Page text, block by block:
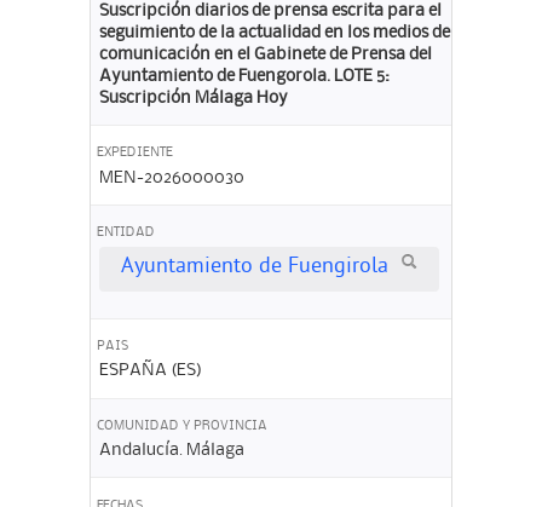
Suscripción diarios de prensa escrita para el
seguimiento de la actualidad en los medios de
comunicación en el Gabinete de Prensa del
Ayuntamiento de Fuengorola. LOTE 5:
Suscripción Málaga Hoy
EXPEDIENTE
MEN-2026000030
ENTIDAD
Ayuntamiento de Fuengirola
PAIS
ESPAÑA (ES)
COMUNIDAD Y PROVINCIA
Andalucía. Málaga